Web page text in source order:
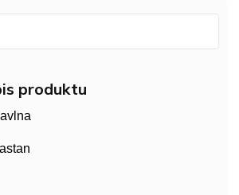
produktu
bavlna